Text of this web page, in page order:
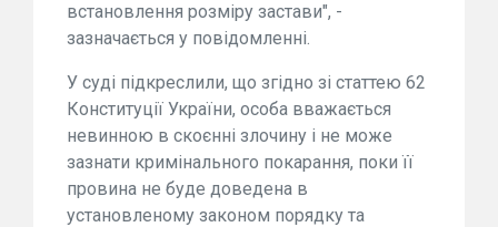
встановлення розміру застави", -
зазначається у повідомленні.
У суді підкреслили, що згідно зі статтею 62
Конституції України, особа вважається
невинною в скоєнні злочину і не може
зазнати кримінального покарання, поки її
провина не буде доведена в
установленому законом порядку та